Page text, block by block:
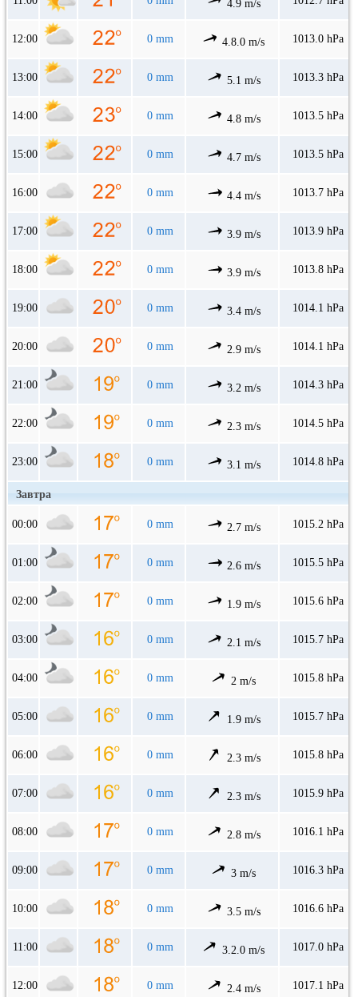
4.9 m/s
12:00 0 mm 4.8.0 m/s 1013.0 hPa
13:00 0 mm 5.1 m/s 1013.3 hPa
14:00 0 mm 4.8 m/s 1013.5 hPa
15:00 0 mm 4.7 m/s 1013.5 hPa
16:00 0 mm 4.4 m/s 1013.7 hPa
17:00 0 mm 3.9 m/s 1013.9 hPa
18:00 0 mm 3.9 m/s 1013.8 hPa
19:00 0 mm 3.4 m/s 1014.1 hPa
20:00 0 mm 2.9 m/s 1014.1 hPa
21:00 0 mm 3.2 m/s 1014.3 hPa
22:00 0 mm 2.3 m/s 1014.5 hPa
23:00 0 mm 3.1 m/s 1014.8 hPa
Завтра
00:00 0 mm 2.7 m/s 1015.2 hPa
01:00 0 mm 2.6 m/s 1015.5 hPa
02:00 0 mm 1.9 m/s 1015.6 hPa
03:00 0 mm 2.1 m/s 1015.7 hPa
04:00 0 mm 2 m/s 1015.8 hPa
05:00 0 mm 1.9 m/s 1015.7 hPa
06:00 0 mm 2.3 m/s 1015.8 hPa
07:00 0 mm 2.3 m/s 1015.9 hPa
08:00 0 mm 2.8 m/s 1016.1 hPa
09:00 0 mm 3 m/s 1016.3 hPa
10:00 0 mm 3.5 m/s 1016.6 hPa
11:00 0 mm 3.2.0 m/s 1017.0 hPa
12:00 0 mm 2.4 m/s 1017.1 hPa